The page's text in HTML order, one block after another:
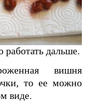
дальше.
вишня
то ее можно
виде.